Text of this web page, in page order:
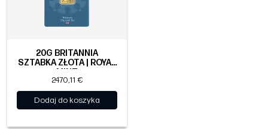
20G BRITANNIA
SZTABKA ZŁOTA | ROYAL
MINT
2470,11 €
Dodaj do koszyka